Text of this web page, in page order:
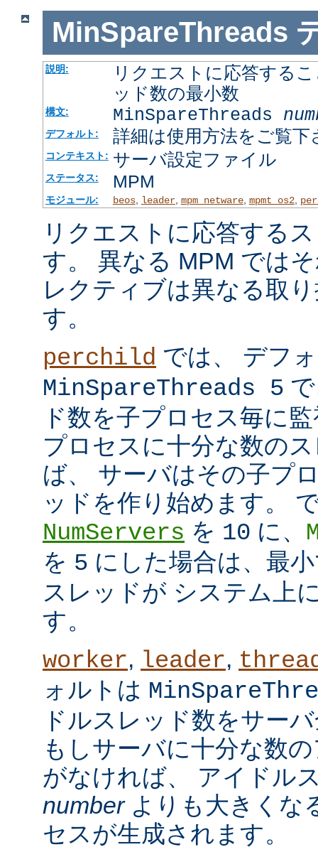
MinSpareThreads
説明:
リクエストに応答する
ッド数の最小数
構文: MinSpareThreads
デフォルト: 詳細は使用方法をご覧下
コンテキスト: サーバ設定ファイル
ステータス: MPM
モジュール: beos, leader, mpm_netware, mpmt_os2,
リクエストに応答する
す。 異なる MPM では
レクティブは異なる取
す。
perchild では、 デフ
MinSpareThreads 5
ド数を子プロセス毎に
プロセスに十分な数の
ば、 サーバはその子プ
ッドを作り始めます。
NumServers を 10 に、
を 5 にした場合は、最
スレッドが システム上
す。
worker, leader,
ォルトは
ドルスレッド数をサー
もしサーバに十分な数
がなければ、 アイドル
numberよりも大きくな
セスが生成されます。